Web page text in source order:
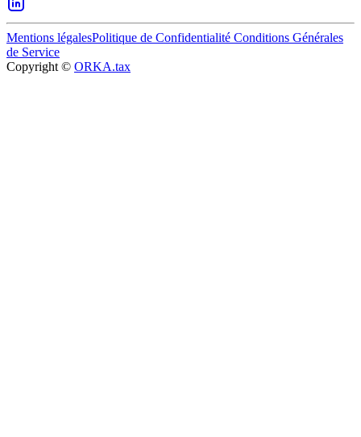
Mentions légalesPolitique de Confidentialité Conditions Générales
de Service
Copyright © ORKA.tax